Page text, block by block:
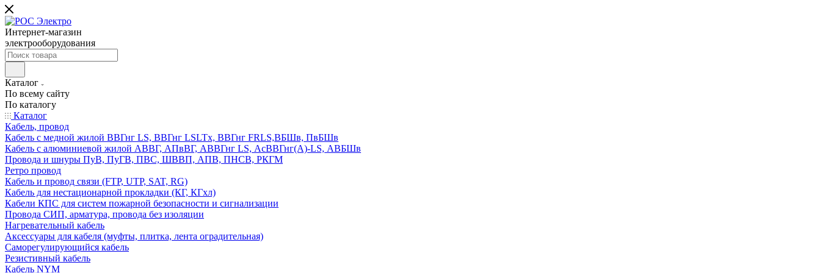
Интернет-магазин
электрооборудования
Каталог
По всему сайту
По каталогу
Каталог
Кабель, провод
Кабель с медной жилой ВВГнг LS, ВВГнг LSLTx, ВВГнг FRLS,ВБШв, ПвБШв
Кабель с алюминиевой жилой АВВГ, АПвВГ, АВВГнг LS, АсВВГнг(А)-LS, АВБШв
Провода и шнуры ПуВ, ПуГВ, ПВС, ШВВП, АПВ, ПНСВ, РКГМ
Ретро провод
Кабель и провод связи (FTP, UTP, SAT, RG)
Кабель для нестационарной прокладки (КГ, КГхл)
Кабели КПС для систем пожарной безопасности и сигнализации
Провода СИП, арматура, провода без изоляции
Нагревательный кабель
Аксессуары для кабеля (муфты, плитка, лента оградительная)
Саморегулирующийся кабель
Резистивный кабель
Кабель NYM